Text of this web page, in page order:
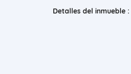
Detalles del inmueble :